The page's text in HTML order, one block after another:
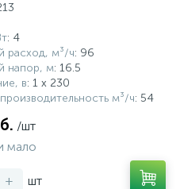
: 4
расход, м³/ч: 96
напор, м: 16.5
в: 1 x 230
м³/ч: 54
/шт
мало
+ шт